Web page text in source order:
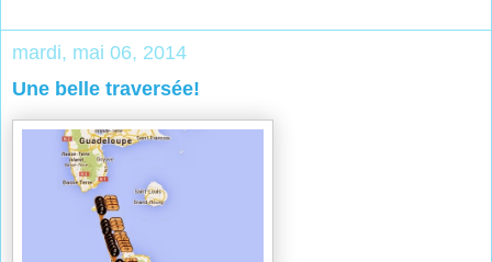
mardi, mai 06, 2014
Une belle traversée!